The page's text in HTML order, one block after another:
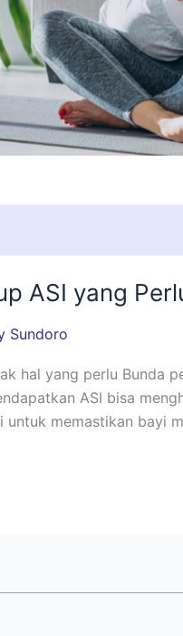
ASI yang
Sundoro
hal yang perlu Bunda
ASI bisa
untuk memastikan bayi